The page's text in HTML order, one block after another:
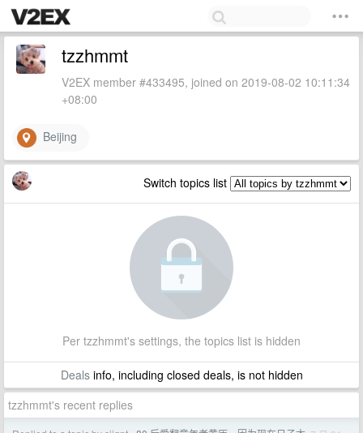
tzzhmmt
V2EX member #433495, joined on 2019-08-02 10:11:34
+08:00
Beijing
Switch topics list
Per tzzhmmt's settings, the topics list is hidden
Dealsinfo, including closed deals, is not hidden
tzzhmmt's recent replies